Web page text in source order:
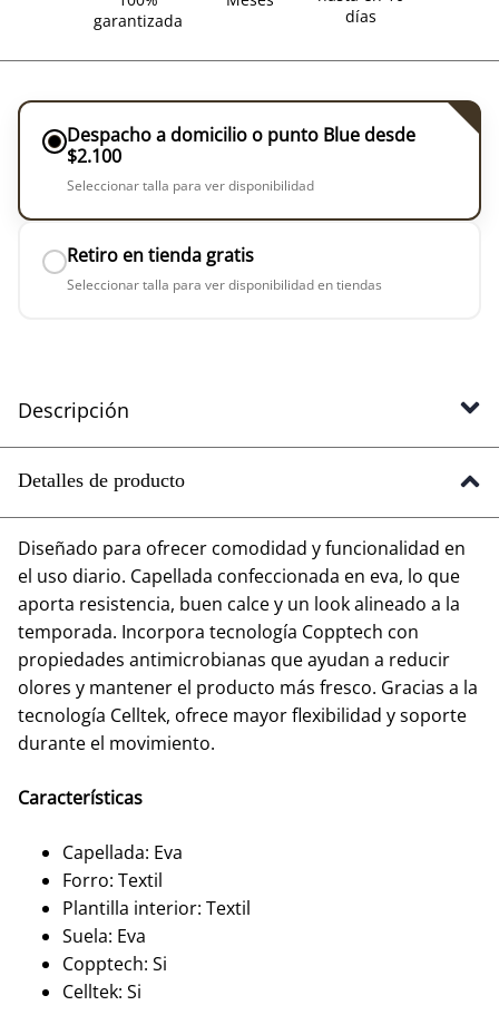
garantizada
días
Despacho a domicilio o punto Blue desde
$2.100
Seleccionar talla para ver disponibilidad
Retiro en tienda gratis
Seleccionar talla para ver disponibilidad en tiendas
Descripción
Detalles de producto
Diseñado para ofrecer comodidad y funcionalidad en
el uso diario. Capellada confeccionada en eva, lo que
aporta resistencia, buen calce y un look alineado a la
temporada. Incorpora tecnología Copptech con
propiedades antimicrobianas que ayudan a reducir
olores y mantener el producto más fresco. Gracias a la
tecnología Celltek, ofrece mayor flexibilidad y soporte
durante el movimiento.
Características
Capellada: Eva
Forro: Textil
Plantilla interior: Textil
Suela: Eva
Copptech: Si
Celltek: Si